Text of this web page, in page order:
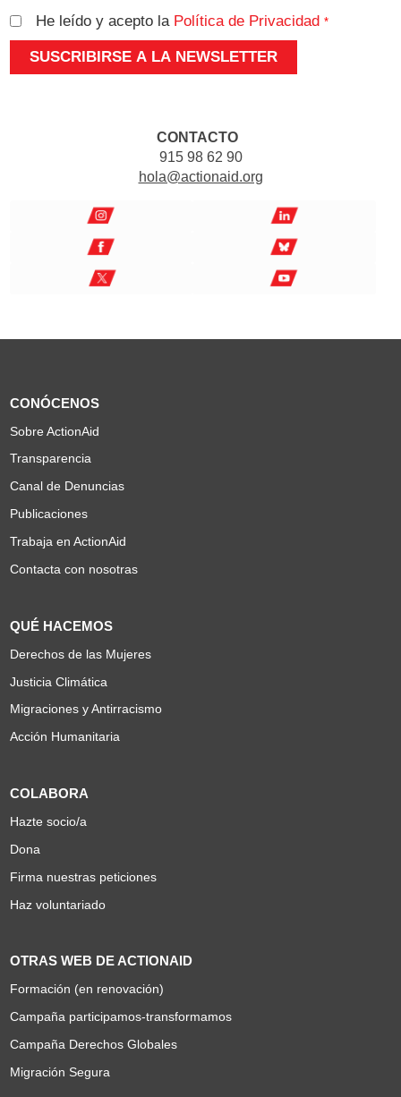
He leído y acepto la Política de Privacidad *
CONTACTO
915 98 62 90
hola@actionaid.org
CONÓCENOS
Sobre ActionAid
Transparencia
Canal de Denuncias
Publicaciones
Trabaja en ActionAid
Contacta con nosotras
QUÉ HACEMOS
Derechos de las Mujeres
Justicia Climática
Migraciones y Antirracismo
Acción Humanitaria
COLABORA
Hazte socio/a
Dona
Firma nuestras peticiones
Haz voluntariado
OTRAS WEB DE ACTIONAID
Formación (en renovación)
Campaña participamos-transformamos
Campaña Derechos Globales
Migración Segura